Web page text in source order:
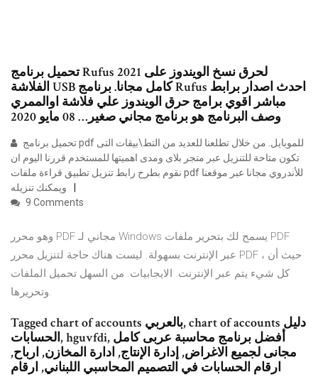
تحميل برنامج Rufus 2021 لحرق نسخ الويندوز على
الفلاشة USB كامل مجانا. برنامج Rufus احدث اصدار برابط
مباشر اقوي برامج حرق الويندوز علي فلاشة اوالممري
وصف البرنامج هو برنامج مجاني صغير… 08 مايو 2020
تكون متاحة للتنزيل عبر متجر بلاى ومدى اهميتها للمستخدم قررنا اليوم ان
نقوم بطرح رابط تنزيل تطبيق قراءة ملفات pdf للأندروي مجانا عبر موقعنا
ويمكنك تنزيله
9 Comments
وهو محرر PDF مجاني لـ Windows يسمح لك بتحرير ملفات PDF
عبر الإنترنت بسهولة. ليست هناك حاجة لتنزيل محرر PDF ، حيث أن
كل شيء يتم عبر الإنترنت. الايجابيات. من السهل تحميل الملفات
وتحريرها.
Tagged chart of accounts بالعربي, chart of accounts دليل
الحسابات, hguvfdi, أفضل برنامج محاسبة عربى كامل
مجانى لجميع الاغراض, إدارة الإنتاج, ادارة المخازن, ارباح,
ارقام الحسابات في التصميم المحاسبي اللبناني, ارقام